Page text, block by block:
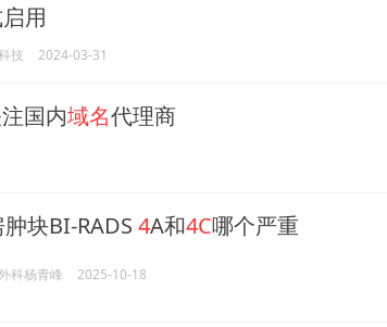
用
技 2024-03-31
国内域名代理商
块BI-RADS 4A和4C哪个严重
科杨青峰 2025-10-18